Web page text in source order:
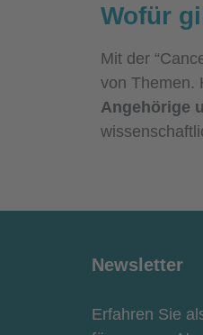
Wofür
Mit der
von Themen.
Angehörige
Newsletter
Erfahren Sie